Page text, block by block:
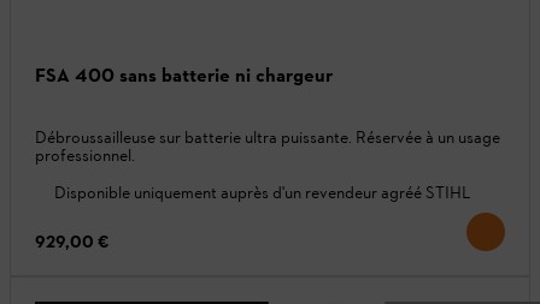
FSA 400 sans batterie ni chargeur
Débroussailleuse sur batterie ultra puissante. Réservée à un usage
professionnel.
Disponible uniquement auprès d'un revendeur agréé STIHL
929,00 €